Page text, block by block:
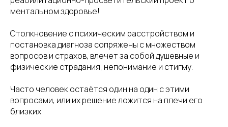
ментальном здоровье!
Столкновение с психическим расстройством и
постановка диагноза сопряжены с множеством
вопросов и страхов, влечет за собой душевные и
физические страдания, непонимание и стигму.
Часто человек остаётся один на один с этими
вопросами, или их решение ложится на плечи его
близких.